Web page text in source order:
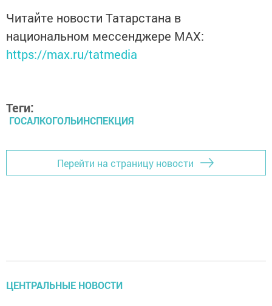
Читайте новости Татарстана в
национальном мессенджере MАХ:
https://max.ru/tatmedia
Теги:
ГОСАЛКОГОЛЬИНСПЕКЦИЯ
Перейти на страницу новости
ЦЕНТРАЛЬНЫЕ НОВОСТИ